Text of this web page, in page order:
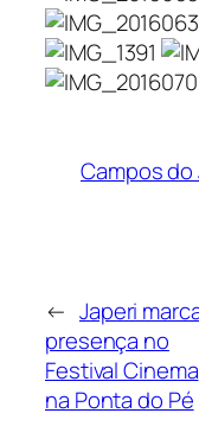
Campos do
← Japeri
presença no
Festival Cinema
na Ponta do Pé